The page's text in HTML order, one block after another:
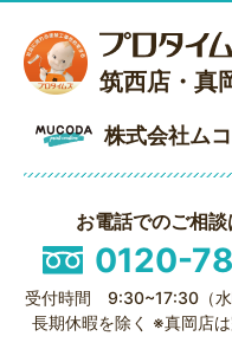
筑西店・真
株式会社ム
お電話でのご相談
0120-
受付時間 9:30~17:30（
長期休暇を除く ※真岡店は